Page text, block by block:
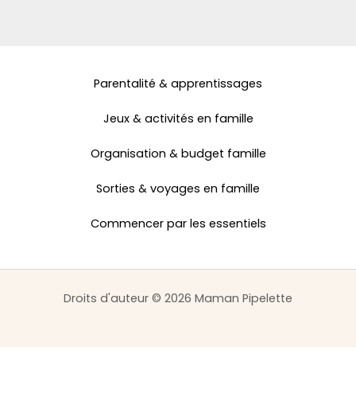
Parentalité & apprentissages
Jeux & activités en famille
Organisation & budget famille
Sorties & voyages en famille
Commencer par les essentiels
Droits d'auteur © 2026 Maman Pipelette